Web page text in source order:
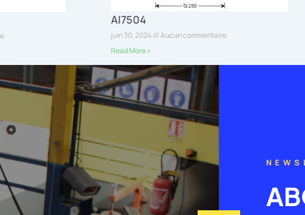
AI7504
juin 30, 2024
Aucun commentaire
Read More »